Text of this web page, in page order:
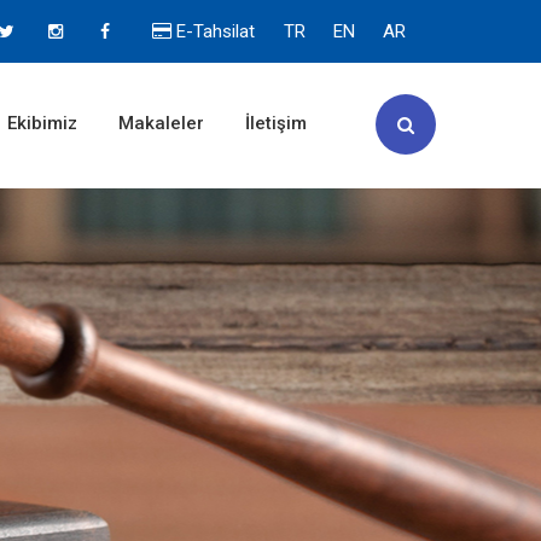
E-Tahsilat TR EN AR
Ekibimiz Makaleler İletişim